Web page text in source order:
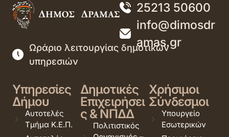
25213 50600
info@dimosdr
amas.gr
Ωράριο λειτουργίας δημοτικών
υπηρεσιών
Υπηρεσίες
Δήμου
Αυτοτελές
Τμήμα Κ.Ε.Π.
Δημοτικές
Επιχειρήσει
ς & ΝΠΔΔ
Πολιτιστικός
Χρήσιμοι
Σύνδεσμοι
Υπουργείο
Εσωτερικών